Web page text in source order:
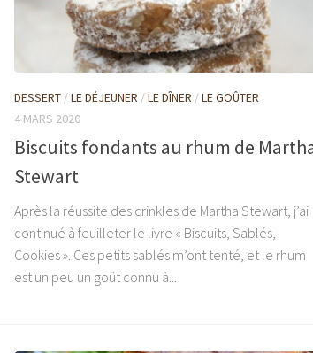
DESSERT /LE DÉJEUNER /LE DÎNER /LE GOÛTER
4 MARS 2020
Biscuits fondants au rhum de
Stewart
Après la réussite des crinkles de Martha Stewart, j’ai
continué à feuilleter le livre « Biscuits, Sablés,
Cookies ». Ces petits sablés m’ont tenté, et le rhum
est un peu un goût connu à...